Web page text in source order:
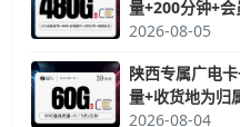
量+200分钟+
2026-08-05
陕西专属广电
量+收货地为归
2026-08-04